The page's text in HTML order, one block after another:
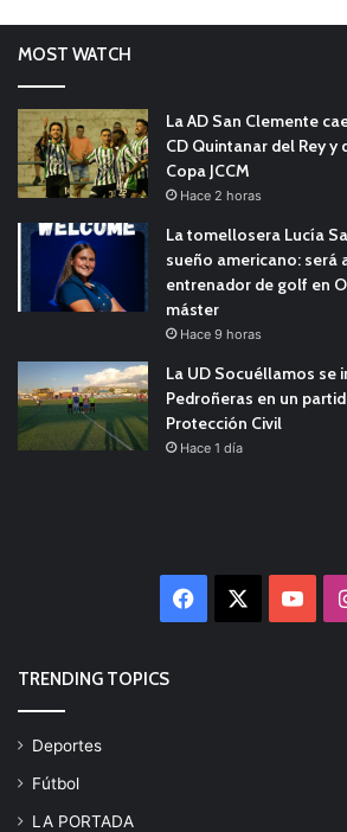
MOST WATCH
La AD San Clemente
CD Quintanar del Rey
Copa JCCM
Hace 2 horas
La tomellosera Lucía
sueño americano: será
entrenador de golf en
máster
Hace 9 horas
La UD Socuéllamos se
Pedroñeras en un
Protección Civil
Hace 1 día
Facebook
TRENDING TOPICS
Deportes
Fútbol
LA PORTADA